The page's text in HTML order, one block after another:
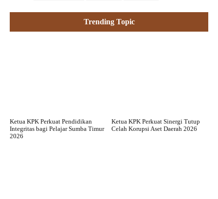
Trending Topic
Ketua KPK Perkuat Pendidikan
Integritas bagi Pelajar Sumba Timur
2026
Ketua KPK Perkuat Sinergi Tutup
Celah Korupsi Aset Daerah 2026